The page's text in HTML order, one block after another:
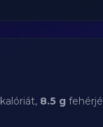
kalóriát, 8.5 g